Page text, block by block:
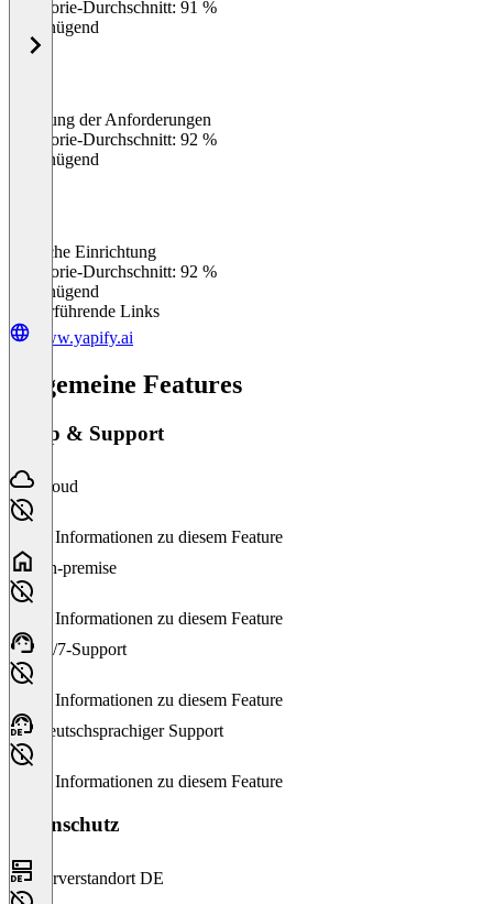
Kategorie-Durchschnitt: 91 %
Ungenügend
Erfüllung der Anforderungen
Kategorie-Durchschnitt: 92 %
Ungenügend
Einfache Einrichtung
Kategorie-Durchschnitt: 92 %
Ungenügend
Weiterführende Links
www.yapify.ai
Allgemeine Features
Setup & Support
Cloud
Keine Informationen zu diesem Feature
On-premise
Keine Informationen zu diesem Feature
24/7-Support
Keine Informationen zu diesem Feature
Deutschsprachiger Support
Keine Informationen zu diesem Feature
Datenschutz
Serverstandort DE